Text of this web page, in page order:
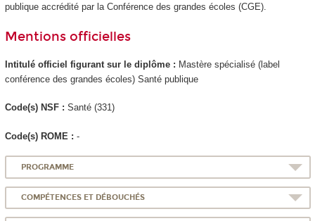
publique accrédité par la Conférence des grandes écoles (CGE).
Mentions officielles
Intitulé officiel figurant sur le diplôme : Mastère spécialisé (label
conférence des grandes écoles) Santé publique
Code(s) NSF : Santé (331)
Code(s) ROME : -
PROGRAMME
COMPÉTENCES ET DÉBOUCHÉS